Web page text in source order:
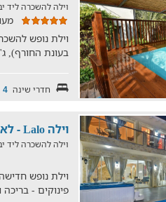
וילה להשכרה ליד
בעונת החורף),
חדרי שינה 4
וילה Lalo - לאלו
וילה להשכרה ליד
וילת נופש
פינוקים -